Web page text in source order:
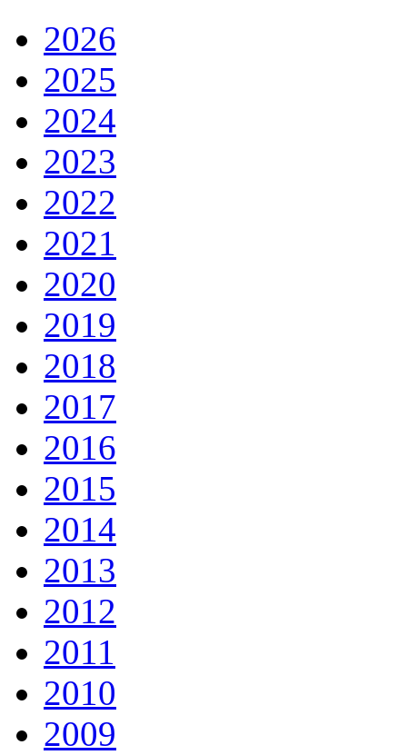
2026
2025
2024
2023
2022
2021
2020
2019
2018
2017
2016
2015
2014
2013
2012
2011
2010
2009